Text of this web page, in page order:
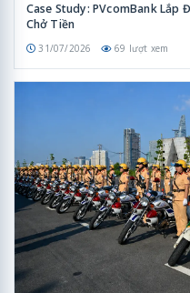
Case Study: PVcomBank Lắp
Chở Tiền
31/07/2026 69 lượt xem